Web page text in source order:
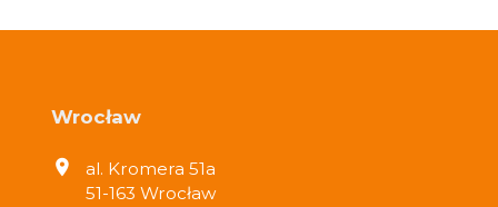
Wrocław
al. Kromera 51a
51-163 Wrocław